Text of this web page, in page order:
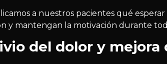
a nuestros pacientes qué
y mantengan la motivación durante
del dolor y mejora